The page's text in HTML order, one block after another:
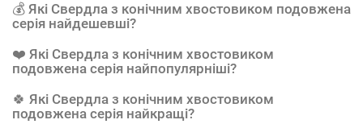
💰 Які Свердла з конічним хвостовиком подовжена
серія найдешевші?
❤️ Які Свердла з конічним хвостовиком
подовжена серія найпопулярніші?
🍀 Які Свердла з конічним хвостовиком
подовжена серія найкращі?